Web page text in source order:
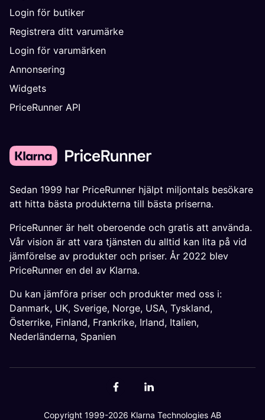
Login för butiker
Registrera ditt varumärke
Login för varumärken
Annonsering
Widgets
PriceRunner API
Sedan 1999 har PriceRunner hjälpt miljontals besökare
att hitta bästa produkterna till bästa priserna.
PriceRunner är helt oberoende och gratis att använda.
Vår vision är att vara tjänsten du alltid kan lita på vid
jämförelse av produkter och priser. År 2022 blev
PriceRunner en del av Klarna.
Du kan jämföra priser och produkter med oss i:
Danmark, UK, Sverige, Norge, USA, Tyskland,
Österrike, Finland, Frankrike, Irland, Italien,
Nederländerna, Spanien
Copyright 1999-2026 Klarna Technologies AB